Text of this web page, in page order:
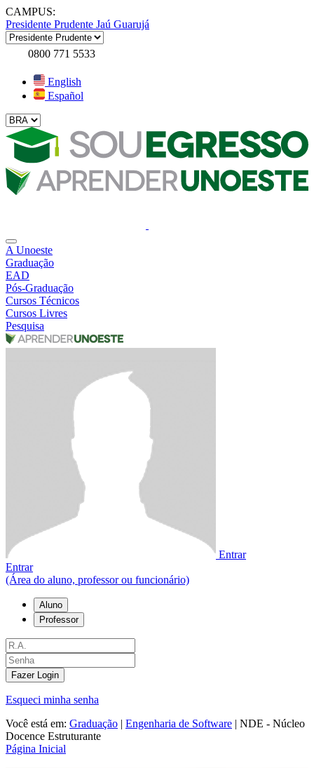
CAMPUS:
Presidente Prudente Jaú Guarujá
0800 771 5533
English
Español
A Unoeste
Graduação
EAD
Pós-Graduação
Cursos Técnicos
Cursos Livres
Pesquisa
Entrar
Entrar
(Área do aluno, professor ou funcionário)
Aluno
Professor
Fazer Login
Esqueci minha senha
Você está em: Graduação | Engenharia de Software | NDE - Núcleo
Docence Estruturante
Página Inicial